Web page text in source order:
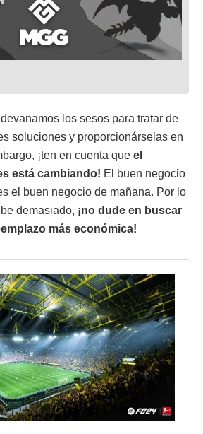
los sesos para tratar de
soluciones y proporcionárselas en
¡ten en cuenta que el
está cambiando! El buen negocio
el buen negocio de mañana. Por lo
demasiado, ¡no dude en buscar
más económica!